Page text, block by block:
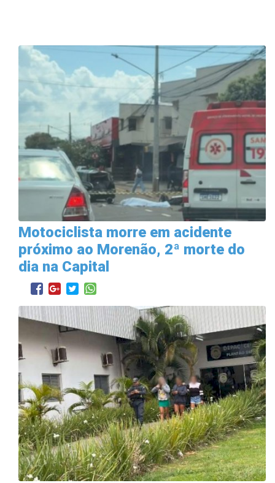
Motociclista morre em acidente
próximo ao Morenão, 2ª morte do
dia na Capital